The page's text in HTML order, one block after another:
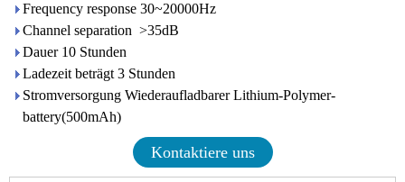
Frequency response 30~20000Hz
Channel separation >35dB
Dauer 10 Stunden
Ladezeit beträgt 3 Stunden
Stromversorgung Wiederaufladbarer Lithium-Polymer-
battery(500mAh)
Kontaktiere uns